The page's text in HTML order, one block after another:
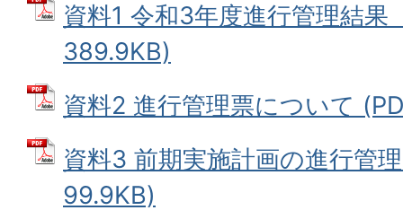
資料1 令和3年度進行管理結果
389.9KB)
資料2 進行管理票について
資料3 前期実施計画の進行管
99.9KB)